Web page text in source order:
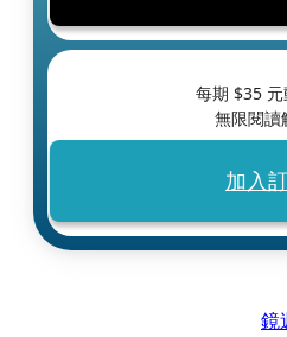
每期 $35
無限閱讀
加入
鏡